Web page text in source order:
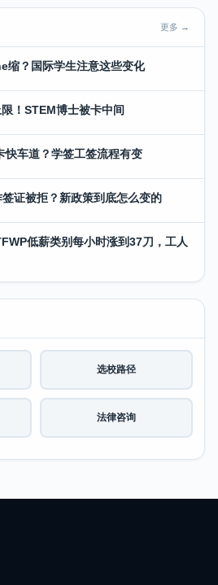
更多 →
缩？国际学生注意这些变化
！STEM博士被卡中间
快车道？学签工签流程有变
证被拒？新政策到底怎么变的
低薪类别每小时涨到37刀，工人
选校路径
法律咨询